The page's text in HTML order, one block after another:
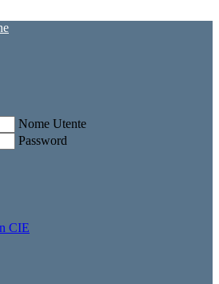
Nome Utente
Password
CIE